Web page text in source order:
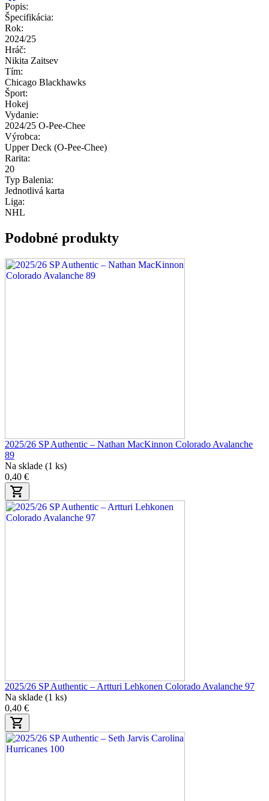
Popis:
Špecifikácia:
Rok:
2024/25
Hráč:
Nikita Zaitsev
Tím:
Chicago Blackhawks
Šport:
Hokej
Vydanie:
2024/25 O-Pee-Chee
Výrobca:
Upper Deck (O-Pee-Chee)
Rarita:
20
Typ Balenia:
Jednotlivá karta
Liga:
NHL
Podobné produkty
2025/26 SP Authentic – Nathan MacKinnon Colorado Avalanche
89
Na sklade (1 ks)
0,40 €
2025/26 SP Authentic – Artturi Lehkonen Colorado Avalanche 97
Na sklade (1 ks)
0,40 €